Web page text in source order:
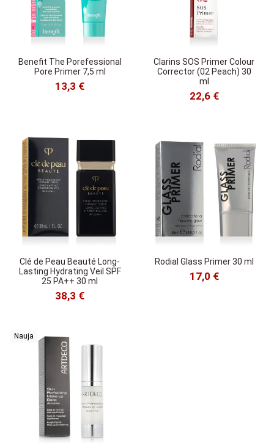
Benefit The Porefessional
Pore Primer 7,5 ml
13,3 €
Clarins SOS Primer Colour
Corrector (02 Peach) 30
ml
22,6 €
Clé de Peau Beauté Long-
Lasting Hydrating Veil SPF
25 PA++ 30 ml
38,3 €
Rodial Glass Primer 30 ml
17,0 €
Nauja